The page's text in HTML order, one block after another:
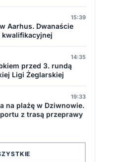
15:39
Aarhus. Dwanaście
14:35
przed 3. rundą
Ligi Żeglarskiej
19:33
na plażę w Dziwnowie.
z trasą przeprawy